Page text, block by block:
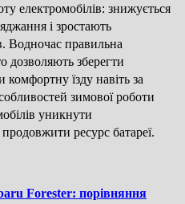
електромобілів: знижується
і зростають
Водночас правильна
дозволяють зберегти
комфортну їзду навіть за
зимової роботи
уникнути
ресурс батареї.
Forester: порівняння